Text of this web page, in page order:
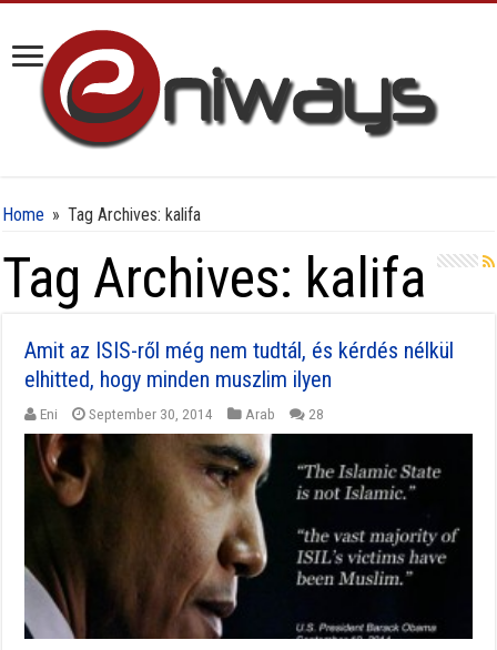
Home » Tag Archives: kalifa
Tag Archives: kalifa
Amit az ISIS-ről még nem tudtál, és kérdés nélkül
elhitted, hogy minden muszlim ilyen
Eni September 30, 2014 Arab 28